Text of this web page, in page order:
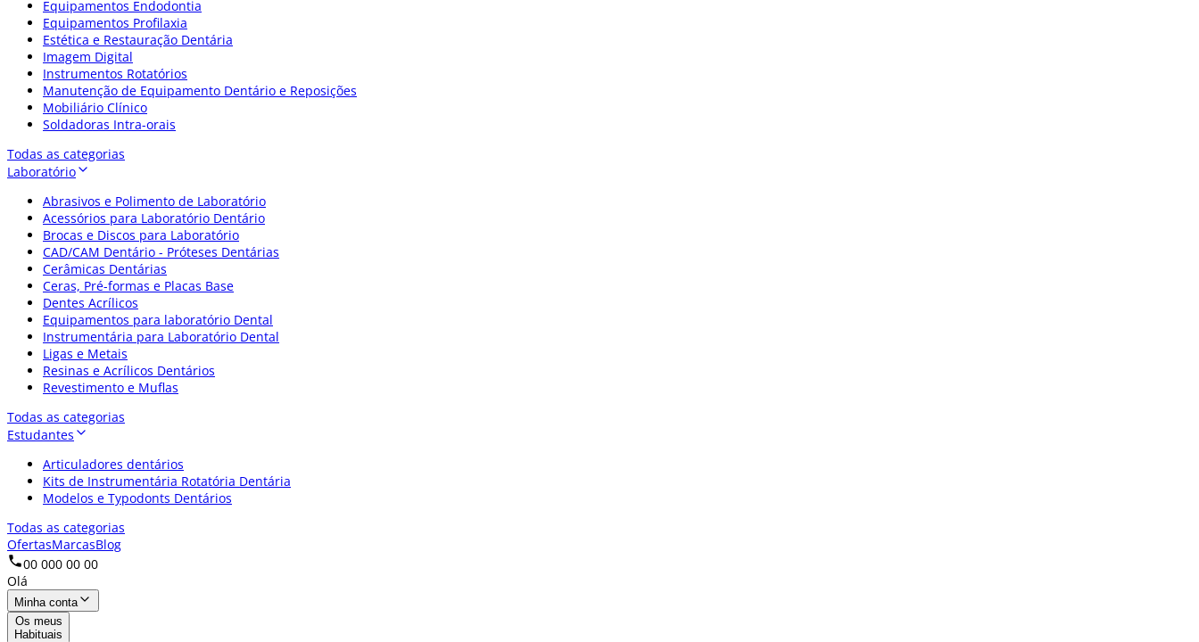
Equipamentos Endodontia
Equipamentos Profilaxia
Estética e Restauração Dentária
Imagem Digital
Instrumentos Rotatórios
Manutenção de Equipamento Dentário e Reposições
Mobiliário Clínico
Soldadoras Intra-orais
Todas as categorias
Laboratório
Abrasivos e Polimento de Laboratório
Acessórios para Laboratório Dentário
Brocas e Discos para Laboratório
CAD/CAM Dentário - Próteses Dentárias
Cerâmicas Dentárias
Ceras, Pré-formas e Placas Base
Dentes Acrílicos
Equipamentos para laboratório Dental
Instrumentária para Laboratório Dental
Ligas e Metais
Resinas e Acrílicos Dentários
Revestimento e Muflas
Todas as categorias
Estudantes
Articuladores dentários
Kits de Instrumentária Rotatória Dentária
Modelos e Typodonts Dentários
Todas as categorias
OfertasMarcasBlog
00 000 00 00
Olá
Minha conta
Os meus
Habituais